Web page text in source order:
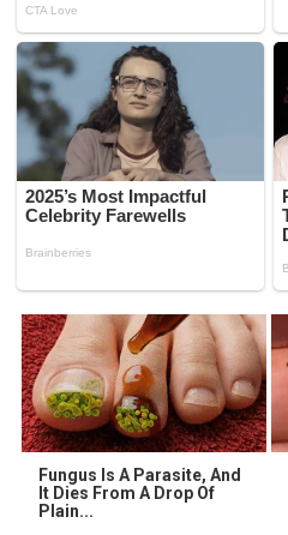
Fungus Is A Parasite, And
It Dies From A Drop Of
Plain...